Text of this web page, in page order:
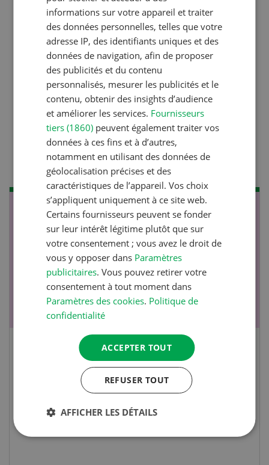
Production végétale
Couverts végétaux:
objectifs clairs, bénéfices
durables
Production animale
Lutter efficacement contre
la diarrhée des porcelets
NOV
-
JAN
26
Cours spécialisé Aquaculture
Vous élevez des poissons ou songez à le faire?
vous effectuez aussi un stage pratique, votre
informations sur votre appareil et traiter
des données personnelles, telles que votre
adresse IP, des identifiants uniques et des
données de navigation, afin de proposer
des publicités et du contenu
personnalisés, mesurer les publicités et le
contenu, obtenir des insights d’audience
et améliorer les services. Fournisseurs
tiers (1860) peuvent également traiter vos
données à ces fins et à d’autres,
notamment en utilisant des données de
géolocalisation précises et des
caractéristiques de l’appareil. Vos choix
s’appliquent uniquement à ce site web.
Certains fournisseurs peuvent se fonder
sur leur intérêt légitime plutôt que sur
votre consentement ; vous avez le droit de
vous y opposer dans Paramètres
publicitaires. Vous pouvez retirer votre
consentement à tout moment dans
Paramètres des cookies. Politique de
confidentialité
ACCEPTER TOUT
REFUSER TOUT
AFFICHER LES DÉTAILS